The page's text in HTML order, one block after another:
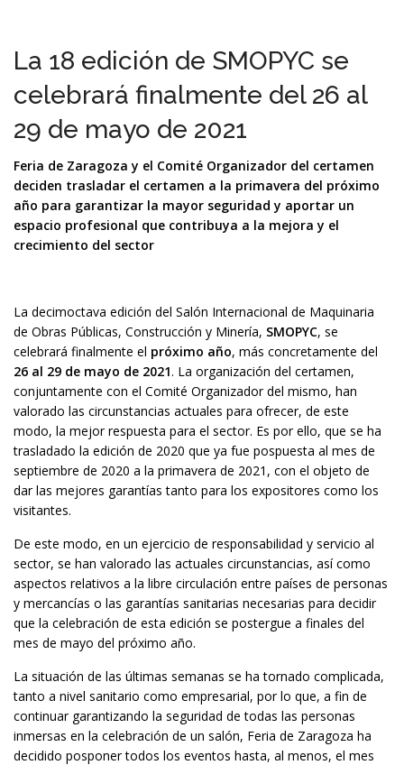
La 18 edición de SMOPYC se
celebrará finalmente del 26 al
29 de mayo de 2021
Feria de Zaragoza y el Comité Organizador del certamen
deciden trasladar el certamen a la primavera del próximo
año para garantizar la mayor seguridad y aportar un
espacio profesional que contribuya a la mejora y el
crecimiento del sector
La decimoctava edición del Salón Internacional de Maquinaria
de Obras Públicas, Construcción y Minería, SMOPYC, se
celebrará finalmente el próximo año, más concretamente del
26 al 29 de mayo de 2021. La organización del certamen,
conjuntamente con el Comité Organizador del mismo, han
valorado las circunstancias actuales para ofrecer, de este
modo, la mejor respuesta para el sector. Es por ello, que se ha
trasladado la edición de 2020 que ya fue pospuesta al mes de
septiembre de 2020 a la primavera de 2021, con el objeto de
dar las mejores garantías tanto para los expositores como los
visitantes.
De este modo, en un ejercicio de responsabilidad y servicio al
sector, se han valorado las actuales circunstancias, así como
aspectos relativos a la libre circulación entre países de personas
y mercancías o las garantías sanitarias necesarias para decidir
que la celebración de esta edición se postergue a finales del
mes de mayo del próximo año.
La situación de las últimas semanas se ha tornado complicada,
tanto a nivel sanitario como empresarial, por lo que, a fin de
continuar garantizando la seguridad de todas las personas
inmersas en la celebración de un salón, Feria de Zaragoza ha
decidido posponer todos los eventos hasta, al menos, el mes